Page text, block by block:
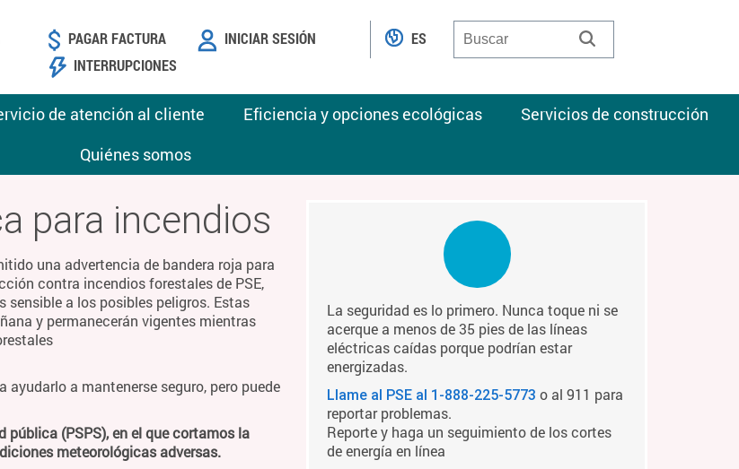
de atención al cliente Eficiencia y opciones ecológicas
Servicios de construcción
Quiénes somos
PAGAR FACTURA
INICIAR SESIÓN
INTERRUPCIONES
ES
para incendios
una advertencia de bandera roja para
contra incendios forestales de PSE,
sensible a los posibles peligros. Estas
y permanecerán vigentes mientras
a mantenerse seguro, pero puede
pública (PSPS), en el que cortamos la
meteorológicas adversas.
La seguridad es lo primero. Nunca toque ni se
acerque a menos de 35 pies de las líneas
eléctricas caídas porque podrían estar
energizadas.
Llame al PSE al 1-888-225-5773 o al 911 para
reportar problemas.
Reporte y haga un seguimiento de los cortes
de energía en línea